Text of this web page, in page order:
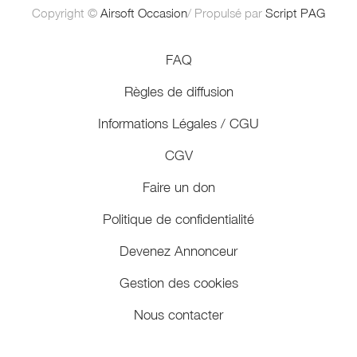
Copyright © Airsoft Occasion/ Propulsé par Script PAG
FAQ
Règles de diffusion
Informations Légales / CGU
CGV
Faire un don
Politique de confidentialité
Devenez Annonceur
Gestion des cookies
Nous contacter